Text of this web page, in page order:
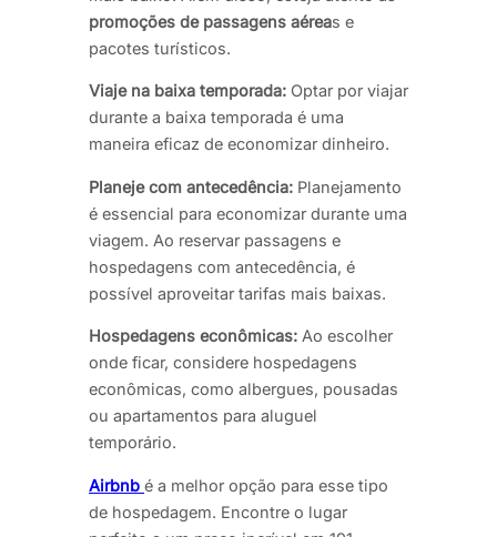
promoções de passagens aéreas e
pacotes turísticos.
Viaje na baixa temporada: Optar por viajar
durante a baixa temporada é uma
maneira eficaz de economizar dinheiro.
Planeje com antecedência: Planejamento
é essencial para economizar durante uma
viagem. Ao reservar passagens e
hospedagens com antecedência, é
possível aproveitar tarifas mais baixas.
Hospedagens econômicas: Ao escolher
onde ficar, considere hospedagens
econômicas, como albergues, pousadas
ou apartamentos para aluguel
temporário.
Airbnb é a melhor opção para esse tipo
de hospedagem. Encontre o lugar